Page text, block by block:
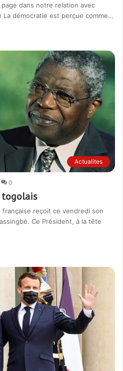
dans notre relation avec
La démocratie est perçue comme…
Actualites
0
togolais
française reçoit ce vendredi son
Ce Président, à la tête